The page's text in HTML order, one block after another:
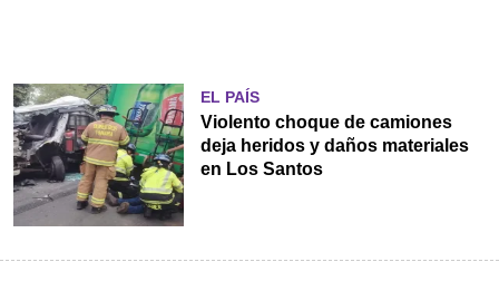
EL PAÍS
Violento choque de camiones
deja heridos y daños materiales
en Los Santos